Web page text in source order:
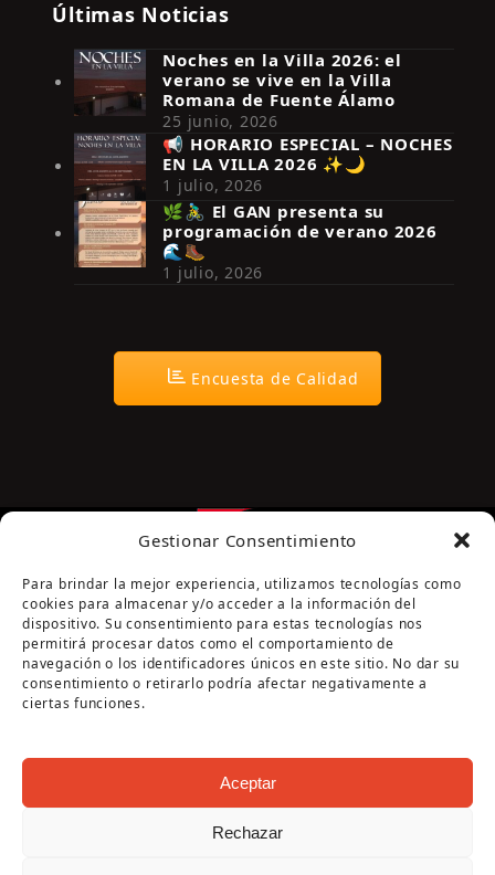
Gestionar Consentimiento
Para brindar la mejor experiencia, utilizamos tecnologías como
cookies para almacenar y/o acceder a la información del
dispositivo. Su consentimiento para estas tecnologías nos
permitirá procesar datos como el comportamiento de
navegación o los identificadores únicos en este sitio. No dar su
consentimiento o retirarlo podría afectar negativamente a
ciertas funciones.
Aceptar
Rechazar
Síguenos en Instagram
Últimas Noticias
Noches en la Villa 2026: el
verano se vive en la Villa
Romana de Fuente Álamo
25 junio, 2026
📢 HORARIO ESPECIAL – NOCHES
EN LA VILLA 2026 ✨🌙
1 julio, 2026
🌿🚴‍♂️ El GAN presenta su
programación de verano 2026
🌊🥾
1 julio, 2026
Encuesta de Calidad
Página cofinanciada por la Diputación de Córdoba